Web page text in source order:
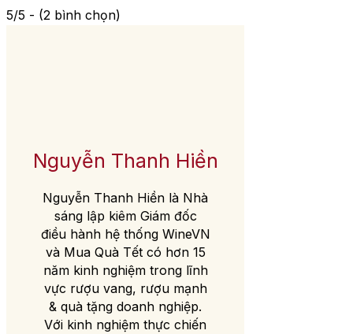
5/5 - (2 bình chọn)
Nguyễn Thanh Hiền
Nguyễn Thanh Hiền là Nhà
sáng lập kiêm Giám đốc
điều hành hệ thống WineVN
và Mua Quà Tết có hơn 15
năm kinh nghiệm trong lĩnh
vực rượu vang, rượu mạnh
& quà tặng doanh nghiệp.
Với kinh nghiệm thực chiến